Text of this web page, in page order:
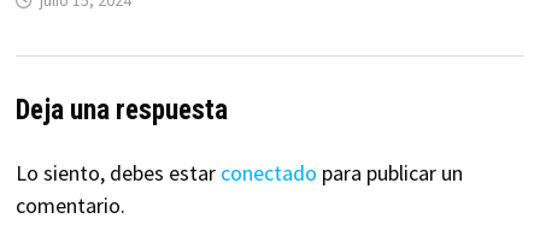
Deja una respuesta
Lo siento, debes estar conectado para publicar un
comentario.